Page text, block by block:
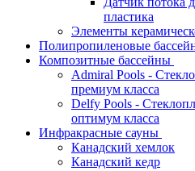
пластика
Элементы
Полипропиленовые
Композитные бассейны
Admiral Pools -
премиум класса
Delfy Pools -
оптимум класса
Инфракрасные сауны
Канадский хемлок
Канадский кедр